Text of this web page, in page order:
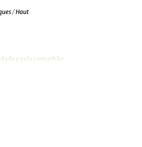
/Haut
e pela comunhão